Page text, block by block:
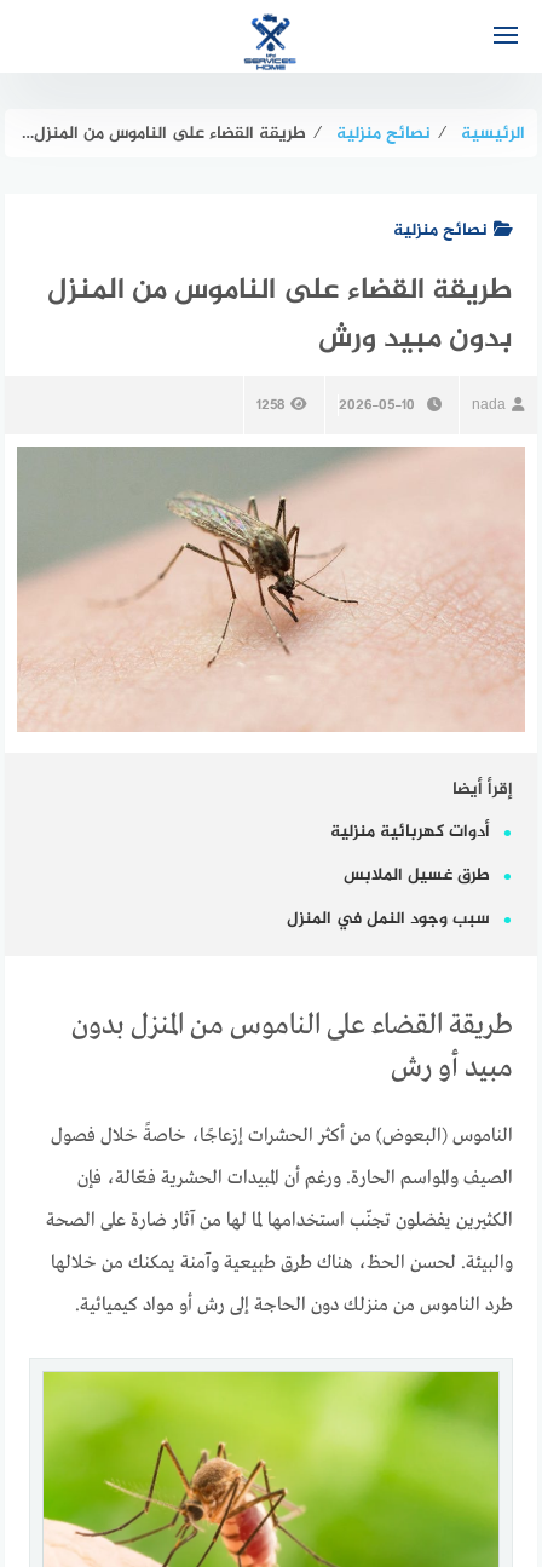
الرئيسية ⁄ نصائح منزلية ⁄ طريقة القضاء على الناموس من المنزل بدون مبيد ورش
نصائح منزلية
طريقة القضاء على الناموس من المنزل
بدون مبيد ورش
nada
2026-05-10
1258
إقرأ أيضا
أدوات كهربائية منزلية
طرق غسيل الملابس
سبب وجود النمل في المنزل
طريقة القضاء على الناموس من المنزل بدون
مبيد أو رش
الناموس (البعوض) من أكثر الحشرات إزعاجًا، خاصةً خلال فصول
الصيف والمواسم الحارة. ورغم أن المبيدات الحشرية فعّالة، فإن
الكثيرين يفضلون تجنّب استخدامها لما لها من آثار ضارة على الصحة
والبيئة. لحسن الحظ، هناك طرق طبيعية وآمنة يمكنك من خلالها
طرد الناموس من منزلك دون الحاجة إلى رش أو مواد كيميائية.